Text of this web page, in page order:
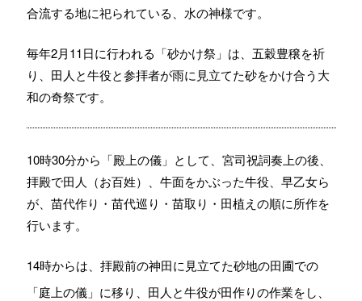
合流する地に祀られている、水の神様です。
毎年2月11日に行われる「砂かけ祭」は、五穀豊穣を祈
り、田人と牛役と参拝者が雨に見立てた砂をかけ合う大
和の奇祭です。
10時30分から「殿上の儀」として、宮司祝詞奏上の後、
拝殿で田人（お百姓）、牛面をかぶった牛役、早乙女ら
が、苗代作り・苗代巡り・苗取り・田植えの順に所作を
行います。
14時からは、拝殿前の神田に見立てた砂地の田圃での
「庭上の儀」に移り、田人と牛役が田作りの作業をし、